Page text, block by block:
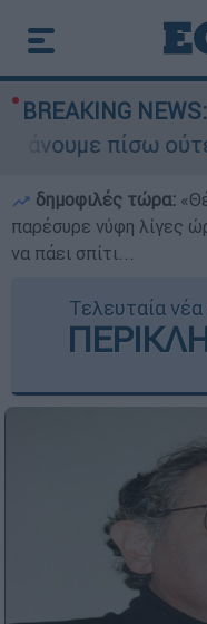
BREAKING NEWS:
πίσω ούτε στον
δημοφιλές τώρα:
παρέσυρε νύφη λίγες
να πάει σπίτι...
Τελευταία νέα